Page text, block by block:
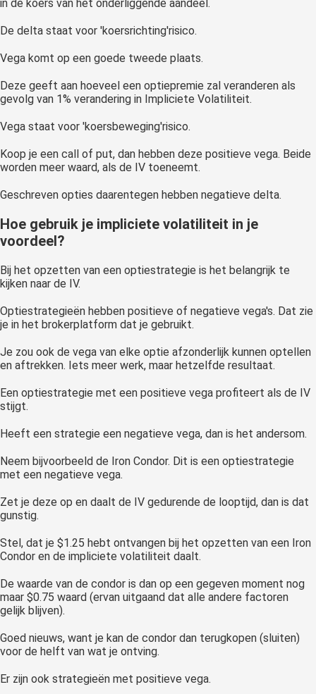
in de koers van het onderliggende aandeel.
De delta staat voor 'koersrichting'risico.
Vega komt op een goede tweede plaats.
Deze geeft aan hoeveel een optiepremie zal veranderen als
gevolg van 1% verandering in Impliciete Volatiliteit.
Vega staat voor 'koersbeweging'risico.
Koop je een call of put, dan hebben deze positieve vega. Beide
worden meer waard, als de IV toeneemt.
Geschreven opties daarentegen hebben negatieve delta.
Hoe gebruik je impliciete volatiliteit in je
voordeel?
Bij het opzetten van een optiestrategie is het belangrijk te
kijken naar de IV.
Optiestrategieën hebben positieve of negatieve vega's. Dat zie
je in het brokerplatform dat je gebruikt.
Je zou ook de vega van elke optie afzonderlijk kunnen optellen
en aftrekken. Iets meer werk, maar hetzelfde resultaat.
Een optiestrategie met een positieve vega profiteert als de IV
stijgt.
Heeft een strategie een negatieve vega, dan is het andersom.
Neem bijvoorbeeld de Iron Condor. Dit is een optiestrategie
met een negatieve vega.
Zet je deze op en daalt de IV gedurende de looptijd, dan is dat
gunstig.
Stel, dat je $1.25 hebt ontvangen bij het opzetten van een Iron
Condor en de impliciete volatiliteit daalt.
De waarde van de condor is dan op een gegeven moment nog
maar $0.75 waard (ervan uitgaand dat alle andere factoren
gelijk blijven).
Goed nieuws, want je kan de condor dan terugkopen (sluiten)
voor de helft van wat je ontving.
Er zijn ook strategieën met positieve vega.